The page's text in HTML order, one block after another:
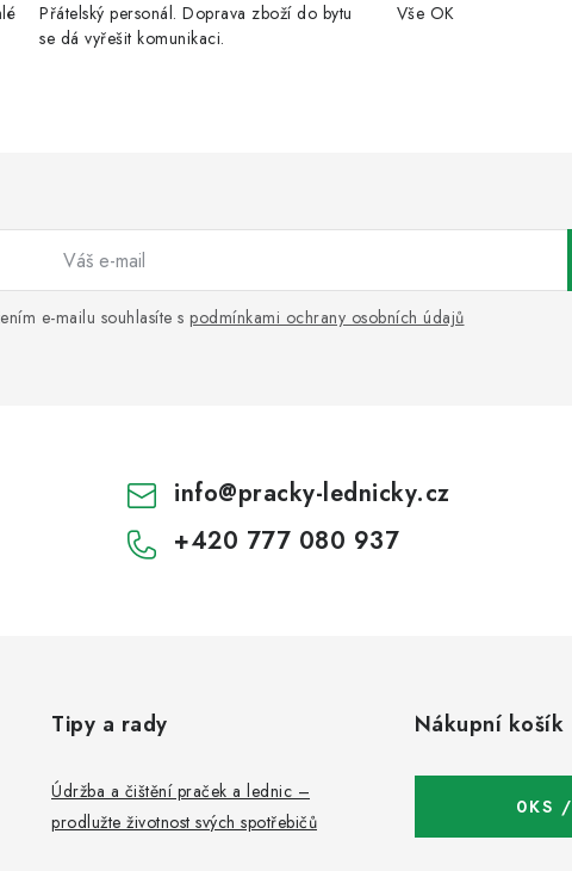
Přátelský personál. Doprava zboží do bytu
se dá vyřešit komunikaci.
Vše OK
e-mailu souhlasíte s podmínkami ochrany osobních údajů
info@pracky-lednicky.cz
+420 777 080 937
Tipy a rady
Údržba a čištění praček a lednic –
prodlužte životnost svých spotřebičů
Nákupní košík
0KS /